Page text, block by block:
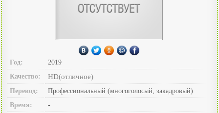
Год:
2019
Качество:
HD(отличное)
Перевод:
Профессиональный (многоголосый, закадровый)
Время:
-